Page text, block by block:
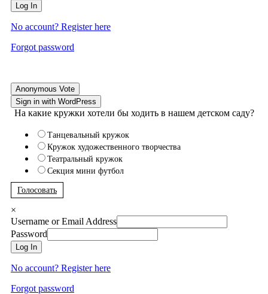
Log In
No account? Register here
Forgot password
Anonymous Vote
Sign in with WordPress
На какие кружки хотели бы ходить в нашем детском саду?
Танцевальный кружок
Кружок художественного творчества
Театральный кружок
Секция мини футбол
Голосовать
×
Username or Email Address
Password
Log In
No account? Register here
Forgot password